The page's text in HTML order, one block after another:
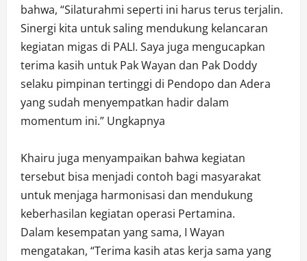
bahwa, “Silaturahmi seperti ini harus terus terjalin.
Sinergi kita untuk saling mendukung kelancaran
kegiatan migas di PALI. Saya juga mengucapkan
terima kasih untuk Pak Wayan dan Pak Doddy
selaku pimpinan tertinggi di Pendopo dan Adera
yang sudah menyempatkan hadir dalam
momentum ini.” Ungkapnya
Khairu juga menyampaikan bahwa kegiatan
tersebut bisa menjadi contoh bagi masyarakat
untuk menjaga harmonisasi dan mendukung
keberhasilan kegiatan operasi Pertamina.
Dalam kesempatan yang sama, I Wayan
mengatakan, “Terima kasih atas kerja sama yang